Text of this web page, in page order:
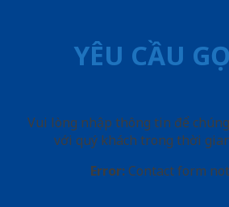
YÊU CẦU
Vui lòng nhập thông tin để
với quý khách trong thời
Error: Contact form